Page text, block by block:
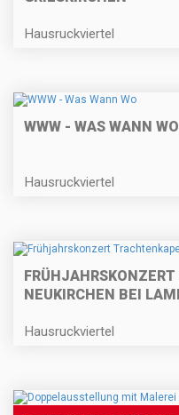
Hausruckviertel
WWW - WAS WANN WO
Hausruckviertel
NEUKIRCHEN BEI
Hausruckviertel